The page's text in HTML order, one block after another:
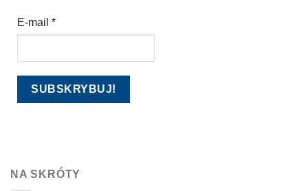
E-mail *
NA SKRÓTY